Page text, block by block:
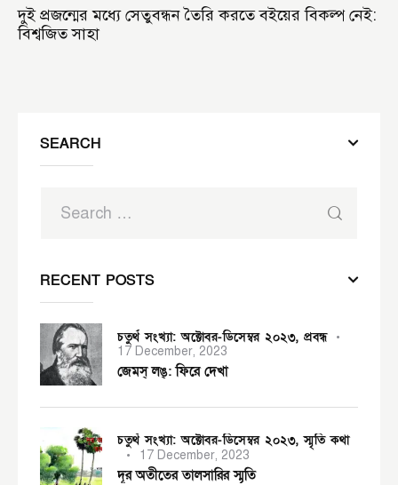
দুই প্রজন্মের মধ্যে সেতুবন্ধন তৈরি করতে বইয়ের বিকল্প নেই:
বিশ্বজিত সাহা
SEARCH
RECENT POSTS
চতুর্থ সংখ্যা: অক্টোবর-ডিসেম্বর ২০২৩, প্রবন্ধ
17 December, 2023
জেমস্ লঙ্: ফিরে দেখা
চতুর্থ সংখ্যা: অক্টোবর-ডিসেম্বর ২০২৩,স্মৃতি কথা
17 December, 2023
দূর অতীতের তালসারির স্মৃতি